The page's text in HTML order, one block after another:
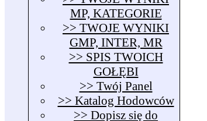
MP, KATEGORIE
>> TWOJE WYNIKI
GMP, INTER, MR
>> SPIS TWOICH
GOŁĘBI
>> Twój Panel
>> Katalog Hodowców
>> Dopisz się do